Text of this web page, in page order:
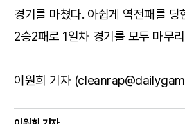
경기를 마쳤다. 아쉽게 역전패를 당
2승2패로 1일차 경기를 모두 마무
이원희 기자